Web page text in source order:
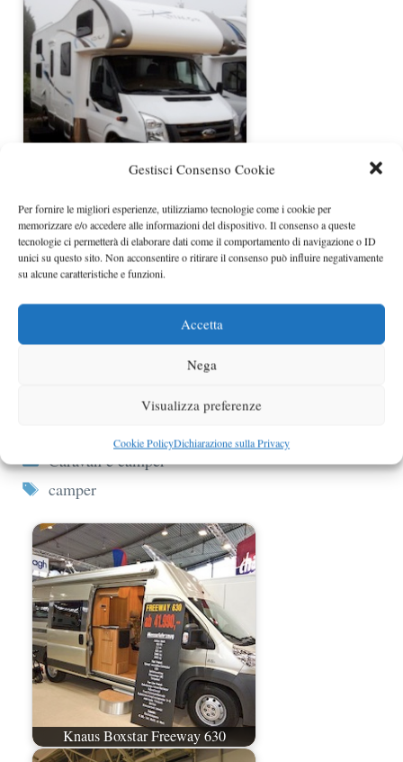
Gestisci Consenso Cookie
Per fornire le migliori esperienze, utilizziamo tecnologie come i cookie per
memorizzare e/o accedere alle informazioni del dispositivo. Il consenso a queste
tecnologie ci permetterà di elaborare dati come il comportamento di navigazione o ID
unici su questo sito. Non acconsentire o ritirare il consenso può influire negativamente
su alcune caratteristiche e funzioni.
Accetta
Nega
Visualizza preferenze
Cookie PolicyDichiarazione sulla Privacy
Mobilvetta semimansardato Kea P59
Caravan e camper
Tag
camper
Knaus Boxstar Freeway 630